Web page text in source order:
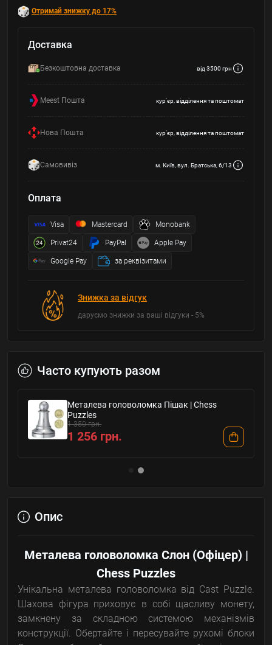
Отримай знижку до 17%
Доставка
Безкоштовна доставка від 3500 грн
Meest Пошта кур'єр, відділення та поштомат
Нова Пошта кур'єр, відділення та поштомат
Самовивіз м. Київ, вул. Братська, 6/13
Оплата
Visa Mastercard Monobank
Privat24 PayPal Apple Pay
Google Pay за реквізитами
Знижка за відгук
даруємо знижки за ваші відгуки - 5%
Часто купують разом
Металева головоломка Пішак | Chess
Puzzles
1 350 грн.
1 256 грн.
Опис
Металева головоломка Слон (Офіцер) |
Chess Puzzles
Унікальна металева головоломка від Cast Puzzle.
Шахова фігура приховує в собі щасливу монету,
замкнену за складною системою механізмів
конструкції. Обертайте і пересувайте рухомі блоки